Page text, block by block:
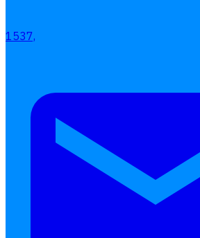
1537,